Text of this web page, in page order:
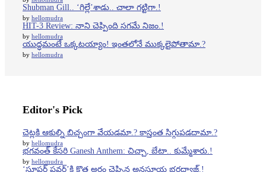
Shubman Gill.. ‘గిల్లే’శాడు.. చాలా గట్టిగా.!
by hellomudra
HIT-3 Review: నాని చెప్పింది సగమే నిజం.!
by hellomudra
యుద్ధమంటే ఒక్కటయ్యాం! ఇంతలోనే ముక్కలైపోతామా.?
by hellomudra
Editor's Pick
చెట్లకి ఆకుల్ని బిచ్చంగా వేయడమా.? కాస్తంత సిగ్గుపడదామా.?
by hellomudra
భగవంత్ కేసరి Ganesh Anthem: చిచ్చా, బేటా.. కుమ్మేశారు.!
by hellomudra
‘సూపర్ పవర్’కి కొత్త అర్థం చెప్పిన అనసూయ భరద్వాజ్.!